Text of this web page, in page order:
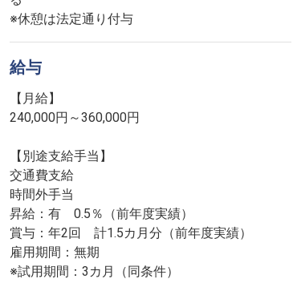
※休憩は法定通り付与
給与
【月給】
240,000円～360,000円
【別途支給手当】
交通費支給
時間外手当
昇給：有 0.5％（前年度実績）
賞与：年2回 計1.5カ月分（前年度実績）
雇用期間：無期
※試用期間：3カ月（同条件）